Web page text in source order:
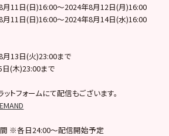
11日(日)16:00～2024年8月12日(月)16:00
11日(日)16:00～2024年8月14日(水)16:00
13日(火)23:00まで
(木)23:00まで
トフォームにて配信もございます。
※各日24:00～配信開始予定